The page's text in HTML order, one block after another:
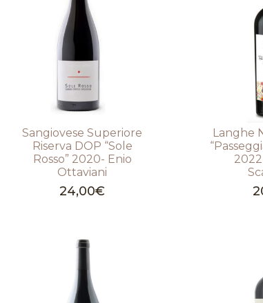
Sangiovese Superiore
Riserva DOP “Sole
Rosso” 2020- Enio
Ottaviani
24,00€
Langhe